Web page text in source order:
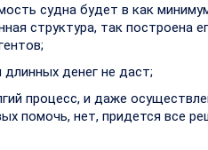
судна будет в как
структура, так построена
денег не даст;
процесс, и даже
помочь, нет, придется все